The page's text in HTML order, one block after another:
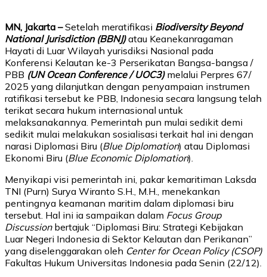
MN, Jakarta –Setelah meratifikasi Biodiversity Beyond
National Jurisdiction (BBNJ) atau Keanekanragaman
Hayati di Luar Wilayah yurisdiksi Nasional pada
Konferensi Kelautan ke-3 Perserikatan Bangsa-bangsa /
PBB (UN Ocean Conference / UOC3) melalui Perpres 67/
2025 yang dilanjutkan dengan penyampaian instrumen
ratifikasi tersebut ke PBB, Indonesia secara langsung telah
terikat secara hukum internasional untuk
melaksanakannya. Pemerintah pun mulai sedikit demi
sedikit mulai melakukan sosialisasi terkait hal ini dengan
narasi Diplomasi Biru (Blue Diplomation) atau Diplomasi
Ekonomi Biru (Blue Economic Diplomation).
Menyikapi visi pemerintah ini, pakar kemaritiman Laksda
TNI (Purn) Surya Wiranto S.H., M.H., menekankan
pentingnya keamanan maritim dalam diplomasi biru
tersebut. Hal ini ia sampaikan dalam Focus Group
Discussion bertajuk “Diplomasi Biru: Strategi Kebijakan
Luar Negeri Indonesia di Sektor Kelautan dan Perikanan”
yang diselenggarakan oleh Center for Ocean Policy (CSOP)
Fakultas Hukum Universitas Indonesia pada Senin (22/12).